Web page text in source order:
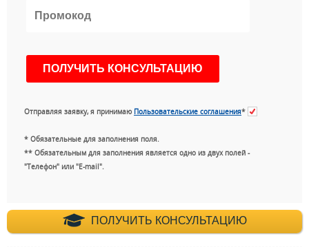
Отправляя заявку, я принимаю Пользовательские соглашения*
* Обязательные для заполнения поля.
** Обязательным для заполнения является одно из двух полей -
"Телефон" или "E-mail".
ПОЛУЧИТЬ КОНСУЛЬТАЦИЮ
+7 (495) 660-35-